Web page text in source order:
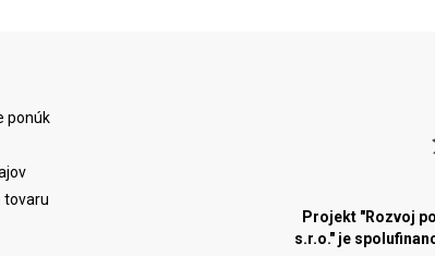
ponúk
tovaru
Projekt "Rozvoj
s.r.o." je